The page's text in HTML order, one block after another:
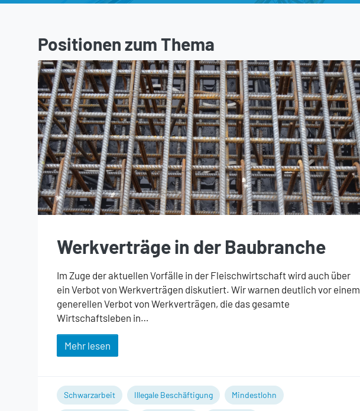
Positionen zum Thema
Werkverträge in der Baubranche
Im Zuge der aktuellen Vorfälle in der Fleischwirtschaft wird auch über
ein Verbot von Werkverträgen diskutiert. Wir warnen deutlich vor einem
generellen Verbot von Werkverträgen, die das gesamte
Wirtschaftsleben in…
Mehr lesen
Schwarzarbeit Illegale Beschäftigung Mindestlohn